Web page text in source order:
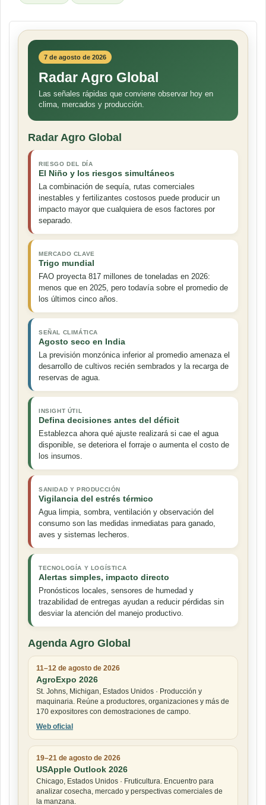
7 de agosto de 2026
Radar Agro Global
Las señales rápidas que conviene observar hoy en
clima, mercados y producción.
Radar Agro Global
RIESGO DEL DÍA
El Niño y los riesgos simultáneos
La combinación de sequía, rutas comerciales
inestables y fertilizantes costosos puede producir un
impacto mayor que cualquiera de esos factores por
separado.
MERCADO CLAVE
Trigo mundial
FAO proyecta 817 millones de toneladas en 2026:
menos que en 2025, pero todavía sobre el promedio de
los últimos cinco años.
SEÑAL CLIMÁTICA
Agosto seco en India
La previsión monzónica inferior al promedio amenaza el
desarrollo de cultivos recién sembrados y la recarga de
reservas de agua.
INSIGHT ÚTIL
Defina decisiones antes del déficit
Establezca ahora qué ajuste realizará si cae el agua
disponible, se deteriora el forraje o aumenta el costo de
los insumos.
SANIDAD Y PRODUCCIÓN
Vigilancia del estrés térmico
Agua limpia, sombra, ventilación y observación del
consumo son las medidas inmediatas para ganado,
aves y sistemas lecheros.
TECNOLOGÍA Y LOGÍSTICA
Alertas simples, impacto directo
Pronósticos locales, sensores de humedad y
trazabilidad de entregas ayudan a reducir pérdidas sin
desviar la atención del manejo productivo.
Agenda Agro Global
11–12 de agosto de 2026
AgroExpo 2026
St. Johns, Michigan, Estados Unidos · Producción y
maquinaria. Reúne a productores, organizaciones y más de
170 expositores con demostraciones de campo.
Web oficial
19–21 de agosto de 2026
USApple Outlook 2026
Chicago, Estados Unidos · Fruticultura. Encuentro para
analizar cosecha, mercado y perspectivas comerciales de
la manzana.